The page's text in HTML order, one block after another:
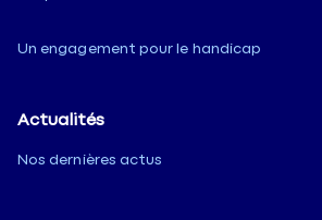
Un engagement pour le handicap
Actualités
Nos dernières actus